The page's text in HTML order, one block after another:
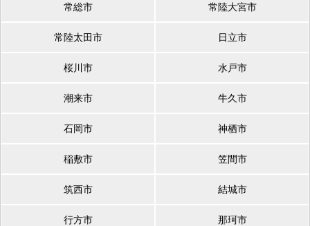
常総市 常陸大宮市
常陸太田市 日立市
桜川市 水戸市
潮来市 牛久市
石岡市 神栖市
稲敷市 笠間市
筑西市 結城市
行方市 那珂市